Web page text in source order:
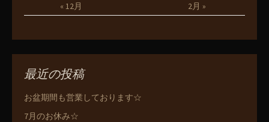
« 12月 2月 »
最近の投稿
お盆期間も営業しております☆
7月のお休み☆